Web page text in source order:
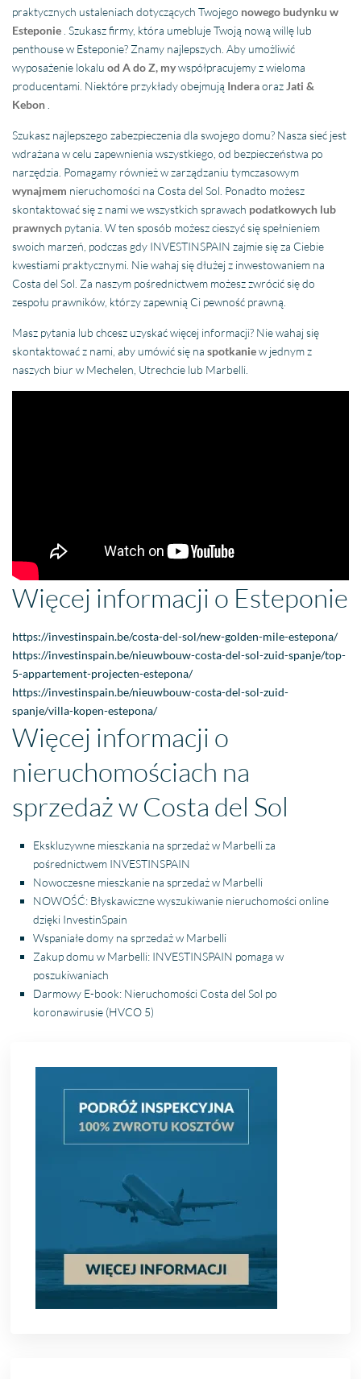
praktycznych ustaleniach dotyczących Twojego nowego budynku w
Esteponie . Szukasz firmy, która umebluje Twoją nową willę lub
penthouse w Esteponie? Znamy najlepszych. Aby umożliwić
wyposażenie lokaluod A do Z, mywspółpracujemy z wieloma
producentami. Niektóre przykłady obejmują Inderaoraz Jati &
Kebon
Szukasz najlepszego zabezpieczenia dla swojego domu? Nasza sieć jest
wdrażana w celu zapewnienia wszystkiego, od bezpieczeństwa po
narzędzia. Pomagamy również w zarządzaniu tymczasowym
wynajmem nieruchomości na Costa del Sol. Ponadto możesz
skontaktować się z nami we wszystkich sprawach podatkowych lub
prawnych pytania. W ten sposób możesz cieszyć się spełnieniem
swoich marzeń, podczas gdy INVESTINSPAIN zajmie się za Ciebie
kwestiami praktycznymi. Nie wahaj się dłużej z inwestowaniem na
Costa del Sol. Za naszym pośrednictwem możesz zwrócić się do
zespołu prawników, którzy zapewnią Ci pewność prawną.
Masz pytania lub chcesz uzyskać więcej informacji? Nie wahaj się
skontaktować z nami, aby umówić się naspotkaniew jednym z
naszych biur w Mechelen, Utrechcie lub Marbelli.
Więcej informacji o Esteponie
https://investinspain.be/costa-del-sol/new-golden-mile-estepona/
https://investinspain.be/nieuwbouw-costa-del-sol-zuid-spanje/top-
5-appartement-projecten-estepona/
https://investinspain.be/nieuwbouw-costa-del-sol-zuid-
spanje/villa-kopen-estepona/
Więcej informacji o
nieruchomościach na
sprzedaż w Costa del Sol
Ekskluzywne mieszkania na sprzedaż w Marbelli za
pośrednictwem INVESTINSPAIN
Nowoczesne mieszkanie na sprzedaż w Marbelli
NOWOŚĆ: Błyskawiczne wyszukiwanie nieruchomości online
dzięki InvestinSpain
Wspaniałe domy na sprzedaż w Marbelli
Zakup domu w Marbelli: INVESTINSPAIN pomaga w
poszukiwaniach
Darmowy E-book: Nieruchomości Costa del Sol po
koronawirusie (HVCO 5)